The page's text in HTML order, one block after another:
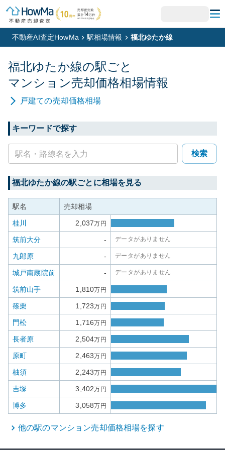
不動産AI査定HowMa 駅相場情報 福北ゆたか線
福北ゆたか線の駅ごと
マンション売却価格相場情報
戸建ての売却価格相場
キーワードで探す
検索
福北ゆたか線の駅ごとに相場を見る
駅名 売却相場
桂川 2,037万円
筑前大分 - データがありません
九郎原 - データがありません
城戸南蔵院前 - データがありません
筑前山手 1,810万円
篠栗 1,723万円
門松 1,716万円
長者原 2,504万円
原町 2,463万円
柚須 2,243万円
吉塚 3,402万円
博多 3,058万円
他の駅のマンション売却価格相場を探す